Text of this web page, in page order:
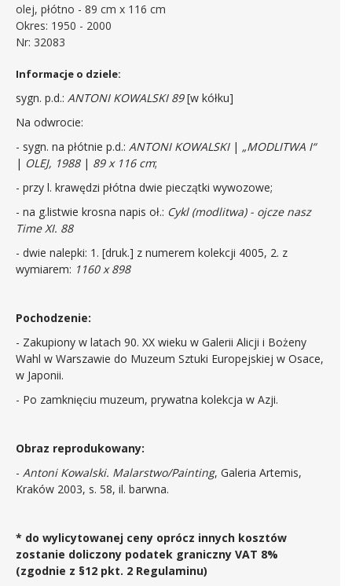
olej, płótno - 89 cm x 116 cm
Okres: 1950 - 2000
Nr: 32083
Informacje o dziele:
sygn. p.d.: ANTONI KOWALSKI 89[w kółku]
Na odwrocie:
- sygn. na płótnie p.d.: ANTONI KOWALSKI| „MODLITWA I“
| OLEJ, 1988| 89 x 116 cm;
- przy l. krawędzi płótna dwie pieczątki wywozowe;
- na g.listwie krosna napis oł.: Cykl (modlitwa) - ojcze nasz
Time XI. 88
- dwie nalepki: 1. [druk.] z numerem kolekcji 4005, 2. z
wymiarem: 1160 x 898
Pochodzenie:
- Zakupiony w latach 90. XX wieku w Galerii Alicji i Bożeny
Wahl w Warszawie do Muzeum Sztuki Europejskiej w Osace,
w Japonii.
- Po zamknięciu muzeum, prywatna kolekcja w Azji.
Obraz reprodukowany:
- Antoni Kowalski. Malarstwo/Painting, Galeria Artemis,
Kraków 2003, s. 58, il. barwna.
* do wylicytowanej ceny oprócz innych kosztów
zostanie doliczony podatek graniczny VAT 8%
(zgodnie z §12 pkt. 2 Regulaminu)